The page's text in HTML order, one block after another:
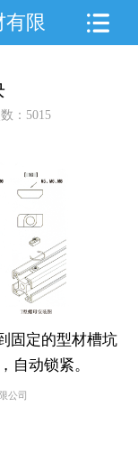
有限
：5015
固定的型材槽坑
自动锁紧。
公司